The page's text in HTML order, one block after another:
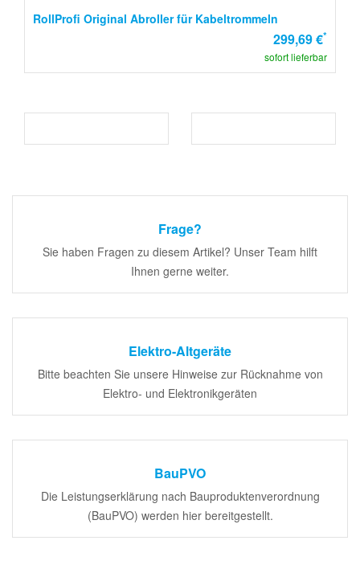
RollProfi Original Abroller für Kabeltrommeln
299,69 €*
sofort lieferbar
Frage?
Sie haben Fragen zu diesem Artikel? Unser Team hilft
Ihnen gerne weiter.
Elektro-Altgeräte
Bitte beachten Sie unsere Hinweise zur Rücknahme von
Elektro- und Elektronikgeräten
BauPVO
Die Leistungserklärung nach Bauproduktenverordnung
(BauPVO) werden hier bereitgestellt.